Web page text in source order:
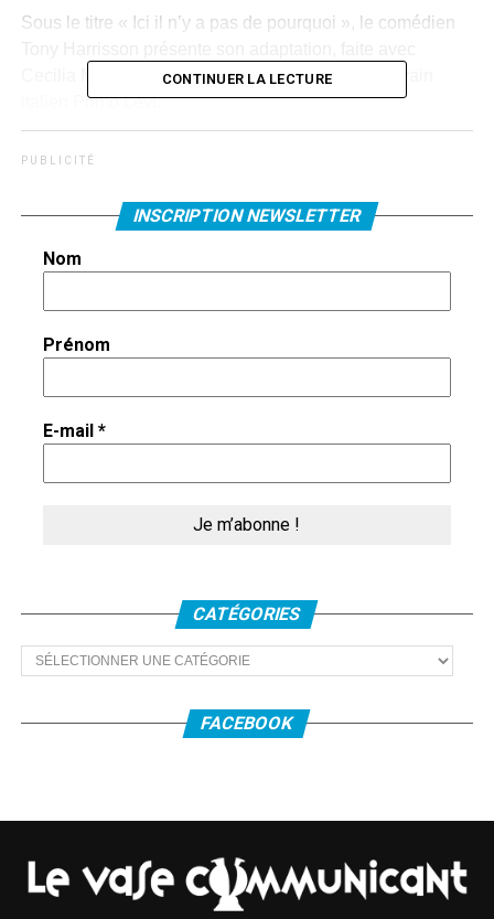
Sous le titre « Ici il n’y a pas de pourquoi », le comédien
Cecilia Mazur, de « Si c’est un homme » de l’écrivain
italien Primo Levi.
Le livre décrit sa vie à Auschwitz de 1944 à 1945, un
souffrances physiques et mentales, des humiliations, de
la cruauté désinvolte sont décrits plutôt que dénoncés, ce
qui donne sa force à son écriture
les adaptateurs ont choisi les épisodes les plus
Tony Harrisson n’a pas fait du texte une pièce : il reste un
« off », comme si les mots échappent parfois à l’homme,
dans son corps, qui s’use au fur et à mesure ; il finit voûté
tout libre arbitre, un homme garde son humanité. Et au
fond sa réponse est que, oui, un homme reste un homme.
présence et une force sur scène déjà vues dans
« Pulvérisés » en novembre dernier, où il était
CONTINUER LA LECTURE
P U B L I C I T É
INSCRIPTION NEWSLETTER
Nom
Prénom
E-mail *
CATÉGORIES
Catégories
FACEBOOK